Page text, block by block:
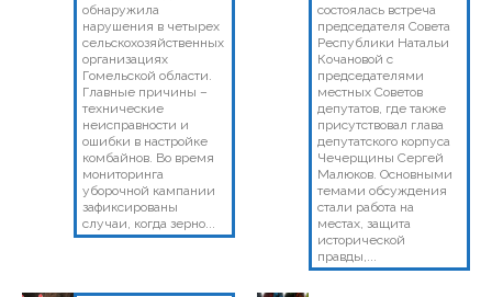
обнаружила
нарушения в четырех
сельскохозяйственных
организациях
Гомельской области.
Главные причины –
технические
неисправности и
ошибки в настройке
комбайнов. Во время
мониторинга
уборочной кампании
зафиксированы
случаи, когда зерно...
состоялась встреча
председателя Совета
Республики Натальи
Кочановой с
председателями
местных Советов
депутатов, где также
присутствовал глава
депутатского корпуса
Чечерщины Сергей
Малюков. Основными
темами обсуждения
стали работа на
местах, защита
исторической
правды,...